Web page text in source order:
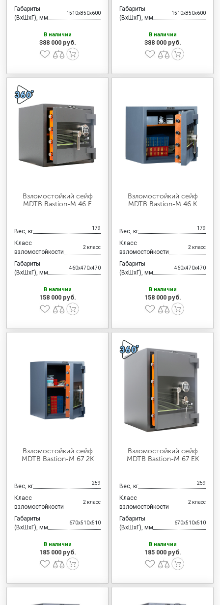
Габариты
(ВхШхГ), мм
1510x850x600
В наличии
388 000 руб.
Габариты
(ВхШхГ), мм
1510x850x600
В наличии
388 000 руб.
Взломостойкий сейф
MDTB Bastion-M 46 E
Вес, кг 179
Класс
взломостойкости
2 класс
Габариты
(ВхШхГ), мм
460x470x470
В наличии
158 000 руб.
Взломостойкий сейф
MDTB Bastion-M 46 K
Вес, кг 179
Класс
взломостойкости
2 класс
Габариты
(ВхШхГ), мм
460x470x470
В наличии
158 000 руб.
Взломостойкий сейф
MDTB Bastion-M 67 2K
Вес, кг 259
Класс
взломостойкости
2 класс
Габариты
(ВхШхГ), мм
670x510x510
В наличии
185 000 руб.
Взломостойкий сейф
MDTB Bastion-M 67 EK
Вес, кг 259
Класс
взломостойкости
2 класс
Габариты
(ВхШхГ), мм
670x510x510
В наличии
185 000 руб.